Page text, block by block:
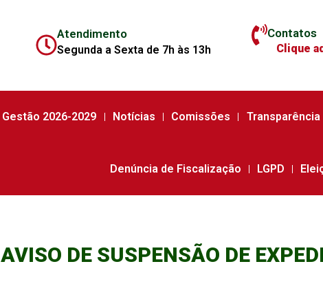
Atendimento
Segunda a Sexta de 7h às 13h
Contatos
Clique
Gestão 2026-2029 Notícias Comissões Transparência
Denúncia de Fiscalização LGPD
AVISO DE SUSPENSÃO DE